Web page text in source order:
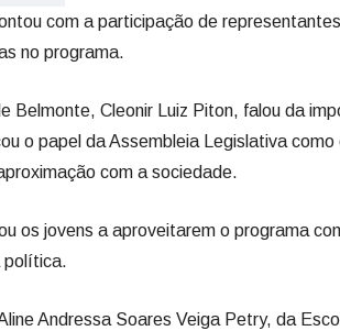
com a participação de
no programa.
Belmonte, Cleonir Luiz Piton, falou da
o papel da Assembleia Legislativa
com a sociedade.
os jovens a aproveitarem o programa
política.
Andressa Soares Veiga Petry, da